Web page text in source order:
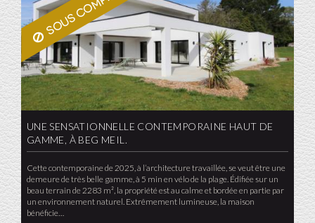
UNE SENSATIONNELLE CONTEMPORAINE HAUT DE
GAMME, À BEG MEIL.
Cette contemporaine de 2025, à l’architecture travaillée, se veut être une
demeure de très belle gamme, à 5 min en vélo de la plage. Édifiée sur un
beau terrain de 2283 m², la propriété est au calme et bordée en partie par
un environnement naturel. Extrêmement lumineuse, la maison
bénéficie…